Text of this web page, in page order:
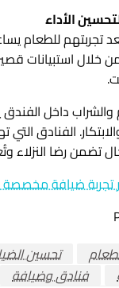
تجربتهم للطعام
خلال استبيانات
والشراب داخل
الفنادق التي
تضمن رضا النزلاء
تجربة ضيافة
تحسين
فنادق وضيافة